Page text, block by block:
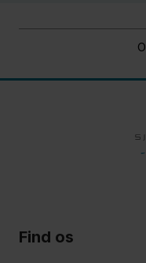
Find os